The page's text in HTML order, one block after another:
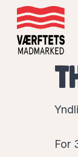
Skip
main
For